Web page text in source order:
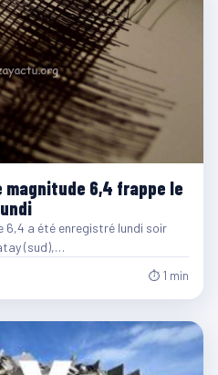
magnitude 6,4 frappe le
6,4 a été enregistré lundi soir
(sud),…
⏱ 1 min